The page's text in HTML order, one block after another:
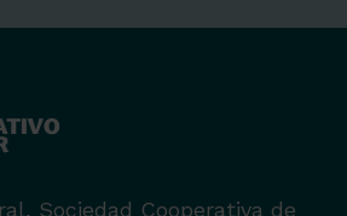
Sociedad Cooperativa de